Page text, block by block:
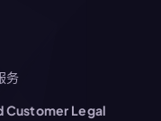
务
Customer Legal